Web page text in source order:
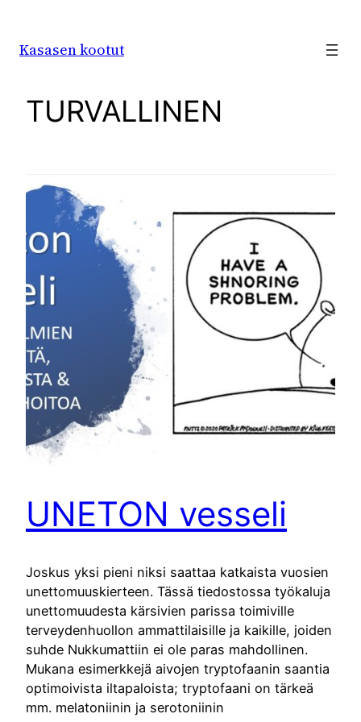
Kasasen kootut
TURVALLINEN
UNETON vesseli
Joskus yksi pieni niksi saattaa katkaista vuosien
unettomuuskierteen. Tässä tiedostossa työkaluja
unettomuudesta kärsivien parissa toimiville
terveydenhuollon ammattilaisille ja kaikille, joiden
suhde Nukkumattiin ei ole paras mahdollinen.
Mukana esimerkkejä aivojen tryptofaanin saantia
optimoivista iltapaloista; tryptofaani on tärkeä
mm. melatoniinin ja serotoniinin